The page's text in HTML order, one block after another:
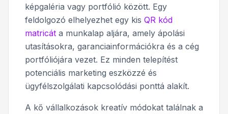
képgaléria vagy portfólió között. Egy
feldolgozó elhelyezhet egy kis QR kód
matricát a munkalap aljára, amely ápolási
utasításokra, garanciainformációkra és a cég
portfóliójára vezet. Ez minden telepítést
potenciális marketing eszközzé és
ügyfélszolgálati kapcsolódási ponttá alakít.
A kő vállalkozások kreatív módokat találnak a